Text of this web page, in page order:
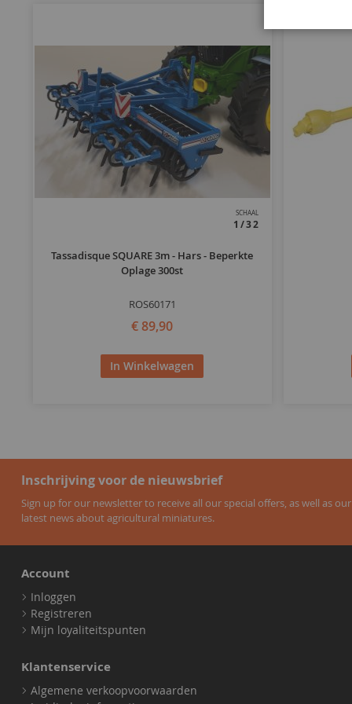
SCHAAL
1/32
Tassadisque SQUARE 3m - Hars - Beperkte
Oplage 300st
ROS60171
€ 89,90
In Winkelwagen
Inschrijving voor de nieuwsbrief
Sign up for our newsletter to receive all our special offers, as well as our
latest news about agricultural miniatures.
Account
Inloggen
Registreren
Mijn loyaliteitspunten
Klantenservice
Algemene verkoopvoorwaarden